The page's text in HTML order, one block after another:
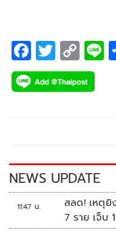
F
ac
e
k
T
wi
tt
C
o
p
k
NEWS UPDATE
11:47 น.
สลด! เหตุยิ
7 ราย เจ็บ